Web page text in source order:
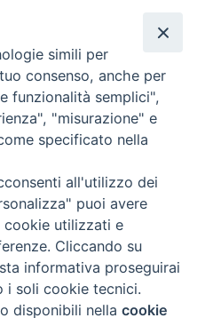
i diritti riservati - Vita
Torna
Preferenze Cookie
simili per
consenso, anche per
funzionalità semplici",
"misurazione" e
specificato nella
all'utilizzo dei
puoi avere
cookie utilizzati e
Cliccando su
informativa proseguirai
i soli cookie tecnici.
disponibili nellacookie